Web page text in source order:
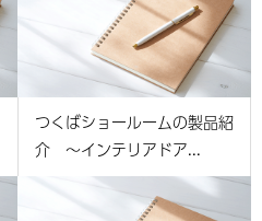
つくばショールームの製品紹
介 ～インテリアドア...